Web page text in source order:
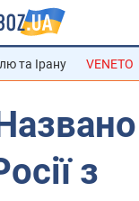
та Ірану VENETO
з